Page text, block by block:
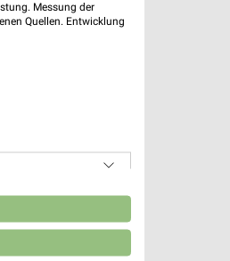
Messung der
Quellen. Entwicklung